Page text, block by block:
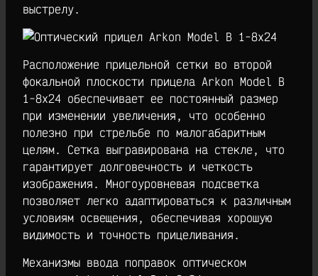
выстрелу.
Расположение прицельной сетки во второй
фокальной плоскости прицела Arkon Model B
1-8х24 обеспечивает ее постоянный размер
при изменении увеличения, что особенно
полезно при стрельбе по малогабаритным
целям. Сетка выгравирована на стекле, что
гарантирует долговечность и четкость
изображения. Многоуровневая подсветка
позволяет легко адаптироваться к различным
условиям освещения, обеспечивая хорошую
видимость и точность прицеливания.
Механизмы ввода поправок оптическом